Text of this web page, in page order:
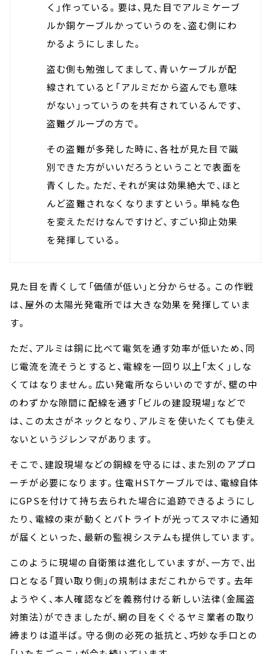
く」作っている。要は、見た目でアルミケーブ
ルか銅ケーブルかっていうのを、盗む側にわ
かるようにしました。
盗む側も勉強してまして、青いケーブルが配
線されていると「アルミだから盗んでも意味
がない」っていうのを共有されているんです、
盗難グループの方で。
その盗難が多発した時に、各社が見た目で識
別できた方がいいだろうということで表面を
青くした。ただ、それが実は効果絶大で、ほと
んど盗難されなくなりますという。単純な色
を変えただけなんですけど、すごい抑止効果
を発揮している。
見た目を青くして「価値が低い」と分からせる。この作戦
は、屋外の太陽光発電所では大きな効果を発揮していま
す。
ただ、アルミは銅に比べて電気を通す効率が低いため、同
じ電流を流そうとすると、電線を一回り以上「太く」しな
くてはなりません。広い発電所ならいいのですが、壁の中
のわずかな隙間に配線を通す「ビルの建設現場」などで
は、この太さがネックとなり、アルミを使いたくても使え
ないというジレンマがあります。
そこで、建設現場などの銅線を守るには、また別のアプロ
ーチが必要になります。住電HSTケーブルでは、電線自体
にGPSを付けて持ち去られた場合に追跡できるようにし
たり、電線の束が動くとパトライトが光ってスマホに通知
が届くといった、最新の監視システムも提供しています。
このように現場の自衛策は進化していますが、一方で、出
口となる「買い取り側」の規制はまだこれからです。去年
ようやく、本人確認などを義務付ける新しい法律（金属盗
対策法）ができましたが、網の目をくぐるヤミ業者の取り
締まりは道半ば。守る側の必死の抵抗と、巧妙な手口との